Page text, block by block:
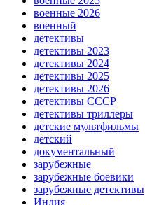
военные 2026
военный
детективы
детективы 2023
детективы 2024
детективы 2025
детективы 2026
детективы СССР
детективы триллеры
детские мультфильмы
детский
документальный
зарубежные
зарубежные боевики
зарубежные детективы
Индия